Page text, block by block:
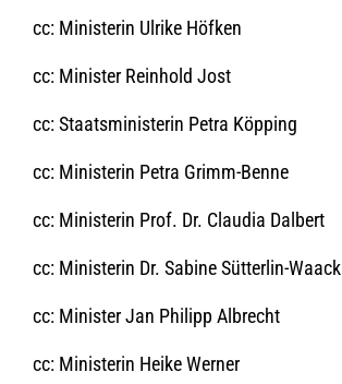
cc: Ministerin Ulrike Höfken
cc: Minister Reinhold Jost
cc: Staatsministerin Petra Köpping
cc: Ministerin Petra Grimm-Benne
cc: Ministerin Prof. Dr. Claudia Dalbert
cc: Ministerin Dr. Sabine Sütterlin-Waack
cc: Minister Jan Philipp Albrecht
cc: Ministerin Heike Werner